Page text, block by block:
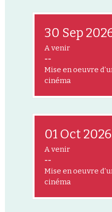
30 Sep
A venir
--
Mise en oeuvre
cinéma
01 Oct 2026
A venir
--
Mise en oeuvre
cinéma